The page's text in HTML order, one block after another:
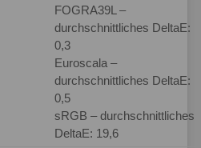
FOGRA39L –
durchschnittliches DeltaE:
0,3
Euroscala –
durchschnittliches DeltaE:
0,5
sRGB – durchschnittliches
DeltaE: 19,6